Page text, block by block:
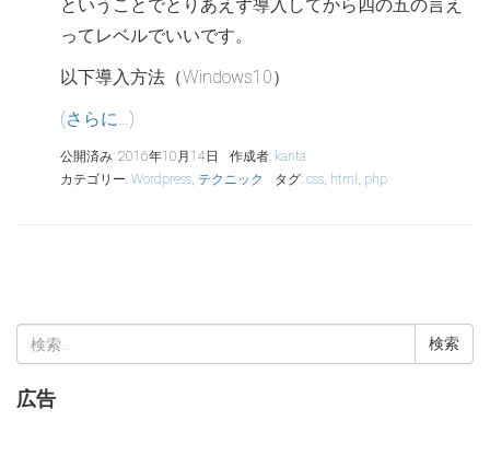
ということでとりあえず導入してから四の五の言え
ってレベルでいいです。
以下導入方法（Windows10）
(さらに…)
公開済み: 2016年10月14日 作成者: kanta
カテゴリー: Wordpress, テクニック タグ: css, html , php
検
索:
広告